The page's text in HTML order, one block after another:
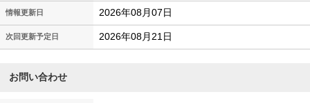
情報更新日 2026年08月07日
次回更新予定日 2026年08月21日
お問い合わせ